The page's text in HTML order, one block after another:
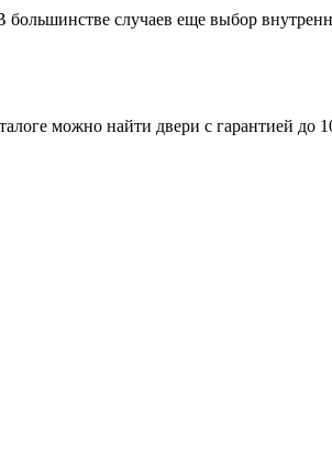
случаев еще выбор
можно найти двери с гарантией до